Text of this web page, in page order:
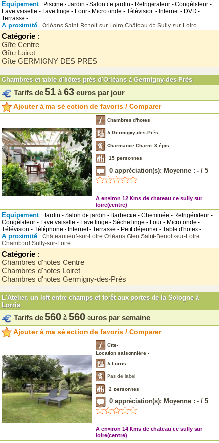
Equipement
Piscine - Jardin - Salon de jardin - Refrigérateur - Congélateur -
Lave vaiselle - Lave linge - Four - Micro onde - Télévision - Internet - DVD -
Terrasse -
A proximité Orléans Saint-Benoit-sur-Loire Château de Sully-sur-Loire
Catégorie :
Gîte Centre
Gîte Loiret
Gîte GERMIGNY DES PRES
Chambres et table d'hôtes près d'Orléans à Germigny-des-Prés
Tarifs de 51 à 63 euros par jour
Ajouter à ma sélection de favoris / Comparer
Chambres d'hotes
A Germigny-des-Prés
Charmance Charm. 3 épis
15 personnes
0 appréciation(s): Moyenne : - / 5
A environ 12 Kms de chateau de sully sur
loire(centre)
Equipement
Jardin - Salon de jardin - Barbecue - Cheminée - Refrigérateur -
Congélateur - Lave vaiselle - Lave linge - Sèche linge - Four - Micro onde -
Télévision - Téléphone - Internet - Terrasse - Petit déjeuner - Table d'hotes -
A proximité Châteauneuf-sur-Loire Orléans Gien Saint-Benoit-sur-Loire
Chambord Sully-sur-Loire
Catégorie :
Chambres d'hotes Centre
Chambres d'hotes Loiret
Chambres d'hotes Germigny-des-Prés
L'Atelier, un loft entre champs et forêt aux portes de la Sologne à
Lorris
Tarifs de 560 à 560 euros par semaine
Ajouter à ma sélection de favoris / Comparer
Gîte-
Location saisonnière -
A Lorris
Pas de label
2 personnes
0 appréciation(s): Moyenne : - / 5
A environ 14 Kms de chateau de sully sur
loire(centre)